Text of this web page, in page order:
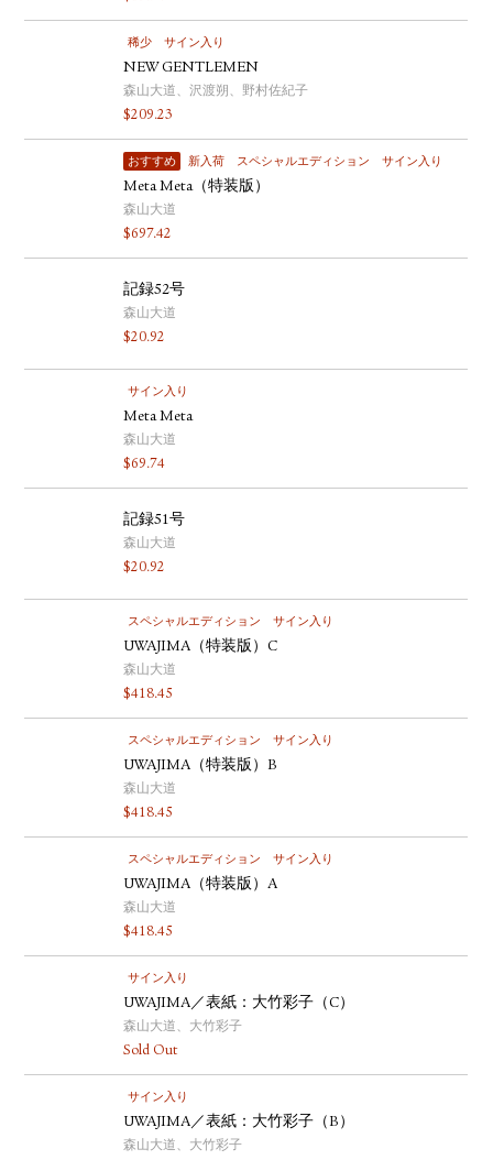
稀少 サイン入り
NEW GENTLEMEN
森山大道、沢渡朔、野村佐紀子
$209.23
おすすめ 新入荷 スペシャルエディション サイン入り
Meta Meta（特装版）
森山大道
$697.42
記録52号
森山大道
$20.92
サイン入り
Meta Meta
森山大道
$69.74
記録51号
森山大道
$20.92
スペシャルエディション サイン入り
UWAJIMA（特装版）C
森山大道
$418.45
スペシャルエディション サイン入り
UWAJIMA（特装版）B
森山大道
$418.45
スペシャルエディション サイン入り
UWAJIMA（特装版）A
森山大道
$418.45
サイン入り
UWAJIMA／表紙：大竹彩子（C）
森山大道、大竹彩子
Sold Out
サイン入り
UWAJIMA／表紙：大竹彩子（B）
森山大道、大竹彩子